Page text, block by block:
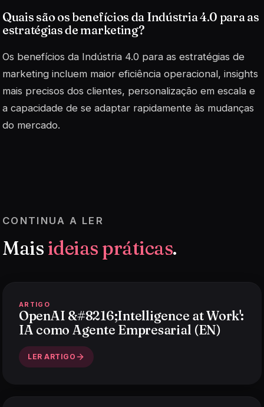
Quais são os benefícios da Indústria 4.0 para as
estratégias de marketing?
Os benefícios da Indústria 4.0 para as estratégias de
marketing incluem maior eficiência operacional, insights
mais precisos dos clientes, personalização em escala e
a capacidade de se adaptar rapidamente às mudanças
do mercado.
CONTINUA A LER
Mais ideias práticas.
ARTIGO
OpenAI &#8216;Intelligence at Work':
IA como Agente Empresarial (EN)
LER ARTIGO